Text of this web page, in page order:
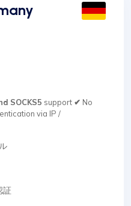
SOCKS5 support ✔ No
via IP /
証